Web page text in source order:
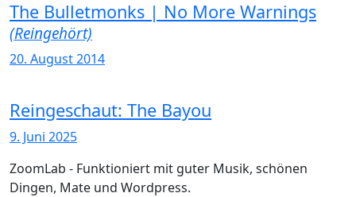
The Bulletmonks | No More Warnings
(Reingehört)
20. August 2014
Reingeschaut: The Bayou
9. Juni 2025
ZoomLab - Funktioniert mit guter Musik, schönen
Dingen, Mate und Wordpress.